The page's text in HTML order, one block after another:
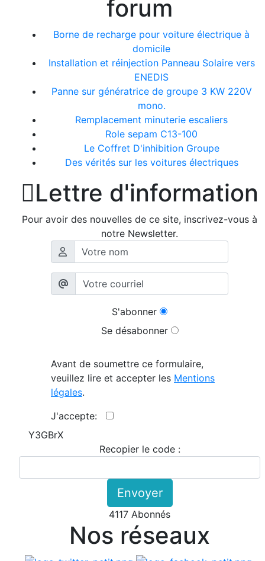
forum
Borne de recharge pour voiture électrique à
domicile
Installation et réinjection Panneau Solaire vers
ENEDIS
Panne sur génératrice de groupe 3 KW 220V
mono.
Remplacement minuterie escaliers
Role sepam C13-100
Le Coffret D'inhibition Groupe
Des vérités sur les voitures électriques
Lettre d'information
Pour avoir des nouvelles de ce site, inscrivez-vous à
notre Newsletter.
S'abonner
Se désabonner
Avant de soumettre ce formulaire,
veuillez lire et accepter les Mentions
légales.
J'accepte:
Y3GBrX
Recopier le code :
Envoyer
4117 Abonnés
Nos réseaux